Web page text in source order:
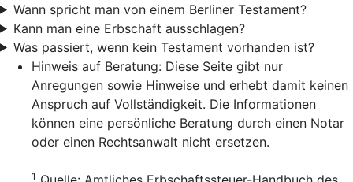
Wann spricht man von einem Berliner Testament?
Kann man eine Erbschaft ausschlagen?
Was passiert, wenn kein Testament vorhanden ist?
Hinweis auf Beratung: Diese Seite gibt nur
Anregungen sowie Hinweise und erhebt damit keinen
Anspruch auf Vollständigkeit. Die Informationen
können eine persönliche Beratung durch einen Notar
oder einen Rechtsanwalt nicht ersetzen.
1